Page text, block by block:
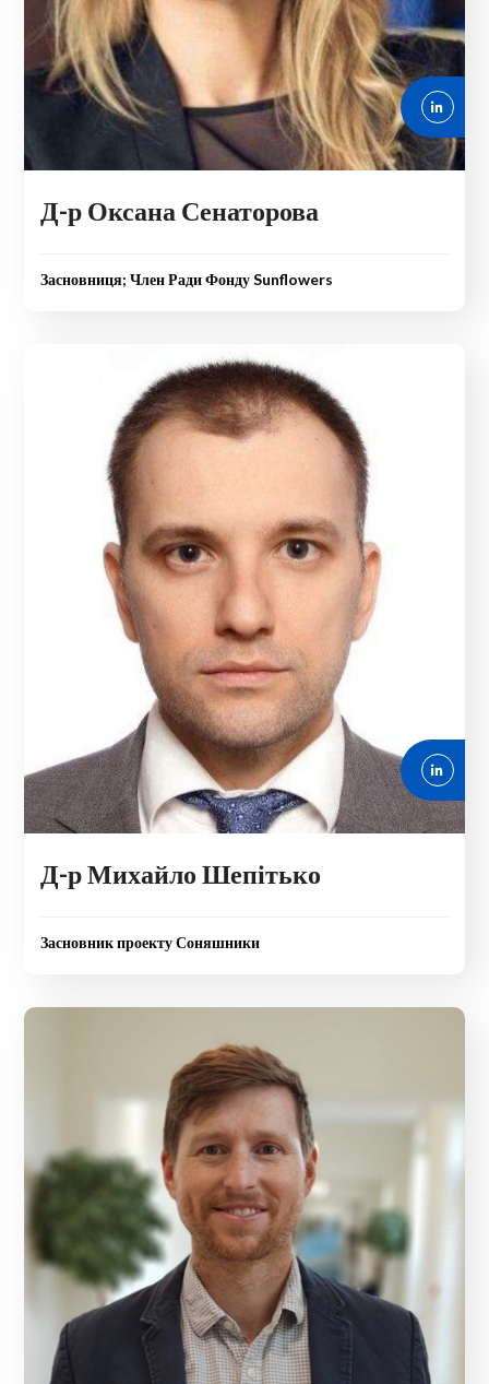
Д-р Оксана Сенаторова
Засновниця; Член Ради Фонду Sunflowers
Д-р Михайло Шепітько
Засновник проекту Соняшники